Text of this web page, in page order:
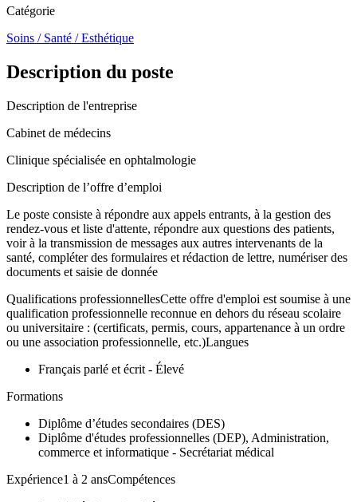
Catégorie
Soins / Santé / Esthétique
Description du poste
Description de l'entreprise
Cabinet de médecins
Clinique spécialisée en ophtalmologie
Description de l’offre d’emploi
Le poste consiste à répondre aux appels entrants, à la gestion des
rendez-vous et liste d'attente, répondre aux questions des patients,
voir à la transmission de messages aux autres intervenants de la
santé, compléter des formulaires et rédaction de lettre, numériser des
documents et saisie de donnée
Qualifications professionnellesCette offre d'emploi est soumise à une
qualification professionnelle reconnue en dehors du réseau scolaire
ou universitaire : (certificats, permis, cours, appartenance à un ordre
ou une association professionnelle, etc.)Langues
Français parlé et écrit - Élevé
Formations
Diplôme d’études secondaires (DES)
Diplôme d'études professionnelles (DEP), Administration,
commerce et informatique - Secrétariat médical
Expérience1 à 2 ansCompétences